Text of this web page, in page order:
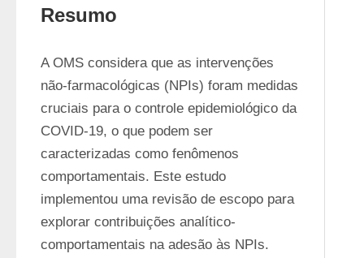
Resumo
A OMS considera que as intervenções
não-farmacológicas (NPIs) foram medidas
cruciais para o controle epidemiológico da
COVID-19, o que podem ser
caracterizadas como fenômenos
comportamentais. Este estudo
implementou uma revisão de escopo para
explorar contribuições analítico-
comportamentais na adesão às NPIs.